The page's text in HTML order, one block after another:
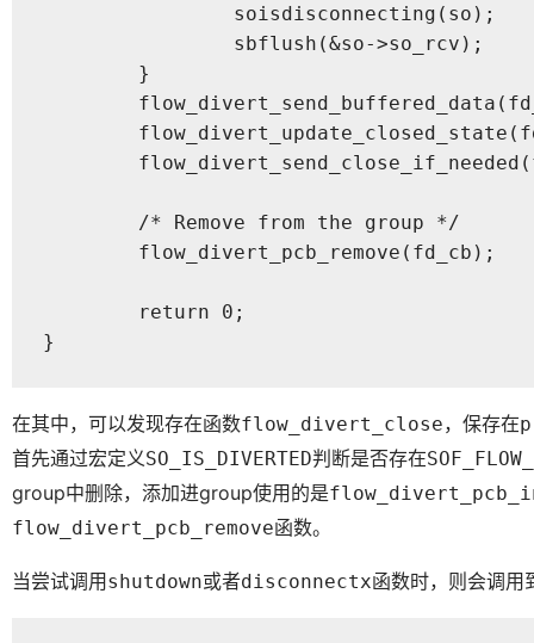
}
在其中，可以发现存在函数flow_divert_close，保存在
首先通过宏定义SO_IS_DIVERTED判断是否存在
group中删除，添加进group使用的是
flow_divert_pcb_remove函数。
当尝试调用shutdown或者disconnectx函数时，则会调用